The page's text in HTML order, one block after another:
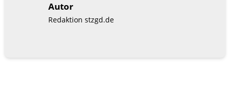
Autor
Redaktion stzgd.de